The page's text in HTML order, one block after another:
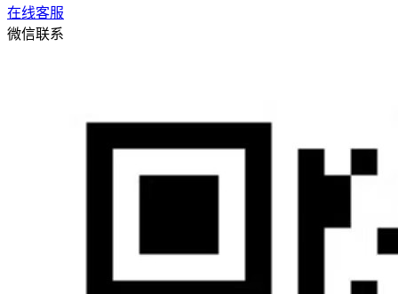
在线客服
微信联系